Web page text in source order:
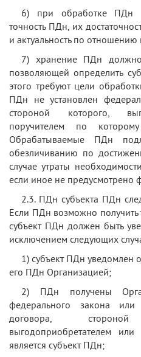
6) при обработке ПДн
точность ПДн, их
и актуальность по
7) хранение ПДн должно
позволяющей определить
этого требуют цели
ПДн не установлен
стороной которого,
поручителем по
Обрабатываемые ПДн
обезличиванию по
случае утраты
если иное не предусмотрено
2.3. ПДн субъекта ПДн
Если ПДн возможно получить
субъект ПДн должен быть
исключением следующих
1) субъект ПДн уведомлен
его ПДн Организацией;
2) ПДн получены
федерального закона
договора,
выгодоприобретателем
является субъект ПДн;